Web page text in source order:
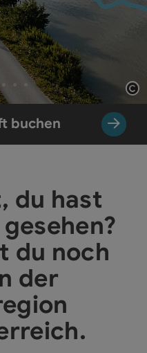
buchen
du hast
du noch
der